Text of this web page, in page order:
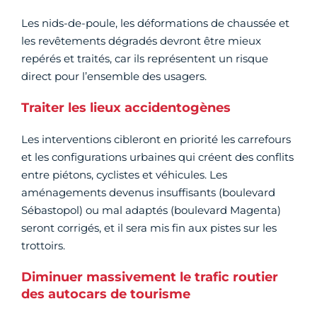
Les nids-de-poule, les déformations de chaussée et
les revêtements dégradés devront être mieux
repérés et traités, car ils représentent un risque
direct pour l’ensemble des usagers.
Traiter les lieux accidentogènes
Les interventions cibleront en priorité les carrefours
et les configurations urbaines qui créent des conflits
entre piétons, cyclistes et véhicules. Les
aménagements devenus insuffisants (boulevard
Sébastopol) ou mal adaptés (boulevard Magenta)
seront corrigés, et il sera mis fin aux pistes sur les
trottoirs.
Diminuer massivement le trafic routier
des autocars de tourisme